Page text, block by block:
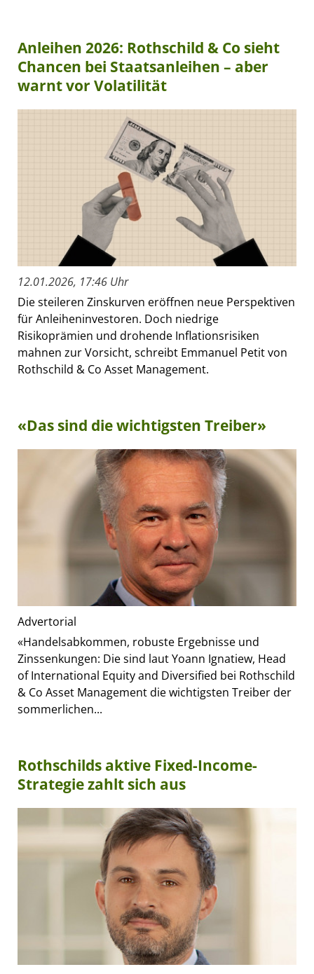
Anleihen 2026: Rothschild & Co sieht
Chancen bei Staatsanleihen – aber
warnt vor Volatilität
12.01.2026, 17:46 Uhr
Die steileren Zinskurven eröffnen neue Perspektiven
für Anleiheninvestoren. Doch niedrige
Risikoprämien und drohende Inflationsrisiken
mahnen zur Vorsicht, schreibt Emmanuel Petit von
Rothschild & Co Asset Management.
«Das sind die wichtigsten Treiber»
Advertorial
«Handelsabkommen, robuste Ergebnisse und
Zinssenkungen: Die sind laut Yoann Ignatiew, Head
of International Equity and Diversified bei Rothschild
& Co Asset Management die wichtigsten Treiber der
sommerlichen...
Rothschilds aktive Fixed-Income-
Strategie zahlt sich aus